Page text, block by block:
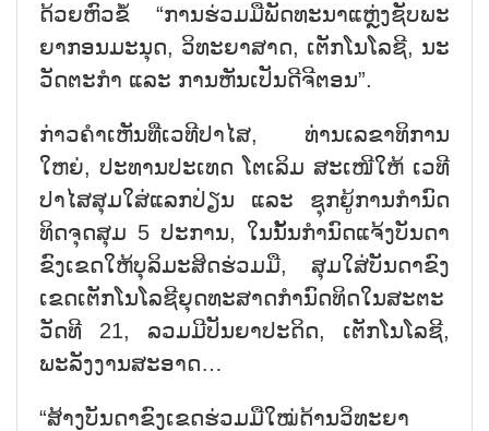
ດ້ວຍ​ຫົວ​ຂໍ້ “ການ​ຮ່ວມ​ມື​ພັດ​ທະ​ນາ​ແຫຼ່ງ​ຊັບ​ພະ​
ຍາ​ກອນ​ມະ​ນຸດ, ວິ​ທະ​ຍາ​ສາດ, ເຕັກ​ໂນ​ໂລ​ຊີ, ນະ​
ວັດ​ຕະ​ກຳ ແລະ ການ​ຫັນ​ເປັນ​ດີ​ຈີ​ຕອນ”.
ກ່າວ​ຄຳ​ເຫັນ​ທີ່​ເວ​ທີ​ປາ​ໄສ, ທ່ານ​ເລ​ຂາ​ທິ​ການ​
ໃຫຍ່, ປະ​ທານ​ປະ​ເທດ ໂຕ​ເລິມ ສະ​ເໜີ​ໃຫ້ ເວ​ທີ​
ປາ​ໄສ​ສຸ​ມ​ໃສ່​ແລກ​ປ່ຽນ ແລະ ຊຸກ​ຍູ້ການ​ກຳ​ນົດ​
ທິດ​ຈຸດ​ສຸມ 5 ປະ​ການ, ໃນ​ນັ້ນ​ກຳ​ນົດ​ແຈ້ງ​ບັນ​ດາ​
ຂົງ​ເຂດ​ໃຫ້​ບຸ​ລິ​ມະ​ສິດ​ຮ່ວມ​ມື, ສຸມ​ໃສ່​ບັນ​ດາ​ຂົງ​
ເຂດ​ເຕັກ​ໂນ​ໂລ​ຊີ​ຍຸດ​ທະ​ສາດ​ກຳ​ນົດ​ທິດໃນ​ສະ​ຕະ​
ວັດ​ທີ 21, ລວມ​ມີ​ປັນ​ຍາ​ປະ​ດິດ, ເຕັກ​ໂນ​ໂລ​ຊີ,
ພະ​ລັງ​ງານ​ສະ​ອາດ…
“ສ້າງ​ບັນ​ດາ​ຂົງ​ເຂດ​ຮ່ວມ​ມື​ໃໝ່​ດ້ານ​ວິ​ທະ​ຍາ​